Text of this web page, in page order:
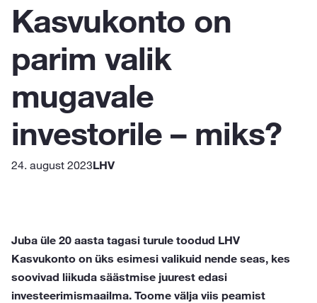
Kasvukonto on
parim valik
mugavale
investorile – miks?
24. august 2023LHV
Juba üle 20 aasta tagasi turule toodud LHV
Kasvukonto on üks esimesi valikuid nende seas, kes
soovivad liikuda säästmise juurest edasi
investeerimismaailma. Toome välja viis peamist